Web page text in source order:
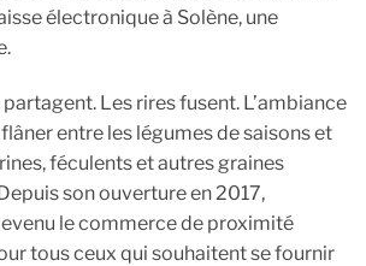
électronique à Solène, une
Les rires fusent. L’ambiance
entre les légumes de saisons et
féculents et autres graines
son ouverture en 2017,
le commerce de proximité
tous ceux qui souhaitent se fournir